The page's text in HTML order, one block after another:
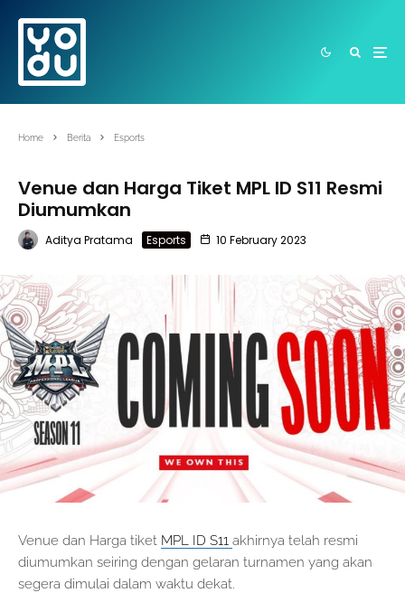
Home Berita Esports
Venue dan Harga Tiket MPL ID S11 Resmi
Diumumkan
Aditya Pratama Esports 10 February 2023
Venue dan Harga tiket MPL ID S11 akhirnya telah resmi
diumumkan seiring dengan gelaran turnamen yang akan
segera dimulai dalam waktu dekat.